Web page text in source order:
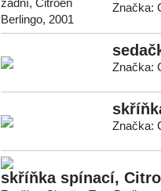
Značka:
Značka:
Značka:
skříňka spínací,